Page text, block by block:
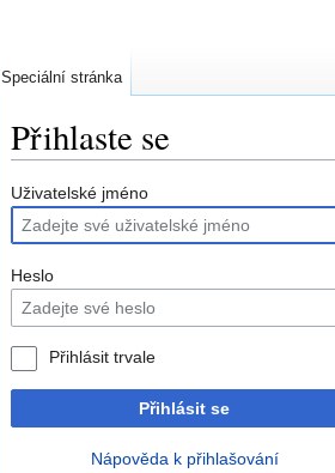
Přihlaste se
Skočit
na
navigaci
Skočit
na
vyhledávání
Uživatelské jméno
Heslo
Přihlásit trvale
Přihlásit se
Nápověda k přihlašování
Speciální stránka